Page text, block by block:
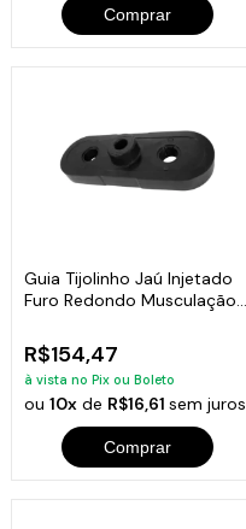
Comprar
Guia Tijolinho Jaú Injetado
Furo Redondo Musculação
R$154,47
à vista no Pix ou Boleto
ou10x de R$16,61sem juros
Comprar